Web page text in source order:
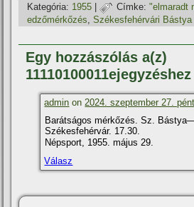
Kategória: 1955 | Címke: "elmaradt
edzőmérkőzés,Székesfehérvári Bástya
Egy hozzászólás a(z)
11110100011ejegyzéshez
admin on2024. szeptember 27.
Barátságos mérkőzés. Sz.
Székesfehérvár. 17.30.
Népsport, 1955. május 29.
Válasz